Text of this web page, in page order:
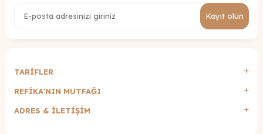
Kayıt olun
TARİFLER
REFİKA'NIN MUTFAĞI
ADRES & İLETIŞIM